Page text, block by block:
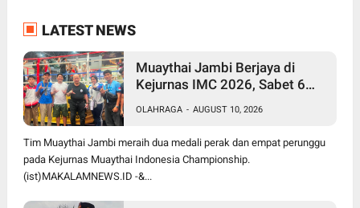
LATEST NEWS
Muaythai Jambi Berjaya di
Kejurnas IMC 2026, Sabet 6
Nasional
OLAHRAGA - AUGUST 10, 2026
Tim Muaythai Jambi meraih dua medali perak dan empat perunggu
pada Kejurnas Muaythai Indonesia Championship.
(ist)MAKALAMNEWS.ID -&...